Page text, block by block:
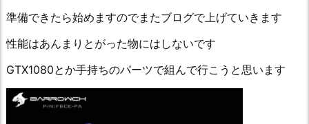
準備できたら始めますのでまたブログで上げていきます
性能はあんまりとがった物にはしないです
GTX1080とか手持ちのパーツで組んで行こうと思います